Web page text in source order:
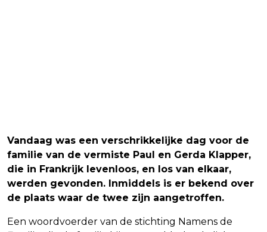
Vandaag was een verschrikkelijke dag voor de
familie van de vermiste Paul en Gerda Klapper,
die in Frankrijk levenloos, en los van elkaar,
werden gevonden. Inmiddels is er bekend over
de plaats waar de twee zijn aangetroffen.
Een woordvoerder van de stichting Namens de